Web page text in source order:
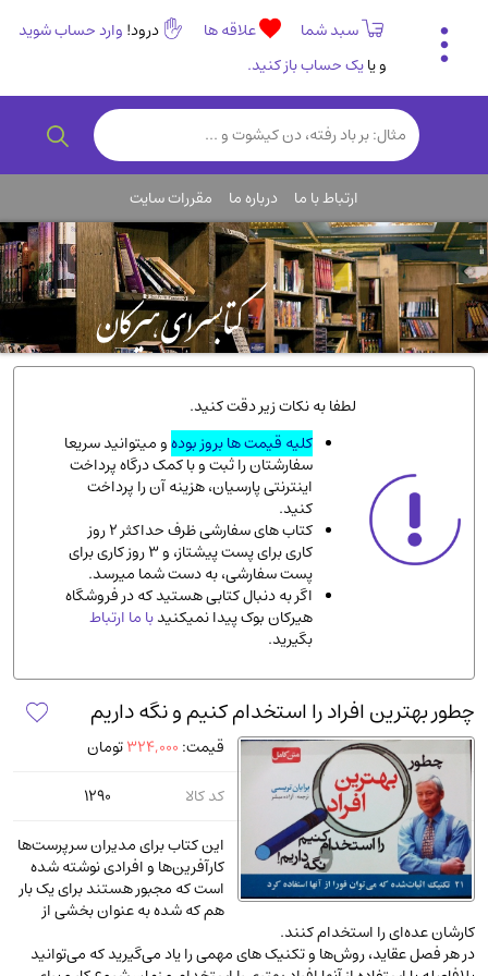
سبد شما علاقه ها درود! وارد حساب شوید
و یایک حساب باز کنید.
تاریخی و فرهنگی
(838)
رمان و داستان ایرانی(307)
روانشناسی(357)
انگلیسی و زبان خارجی(14)
کودکان و نوجوانان(76)
کتب نادر و کمیاب(19)
روانشناسی(112)
طب گیاهی و سنتی(45)
فلسفه و جامعه شناسی(151)
ادبیات و شعر
ادیان و مذاهب
دانشگاهی و آموزشی
اقتصادی، بازاریابی و مالی(56)
پزشکی(140)
کامپیوتر و نرم افزار(13)
ورزشی و تربیت بدنی(34)
آشپزی و خوراکی(25)
سرگرمی و بازی
(7)
سیاسی(116)
رمان و داستان خارجی(489)
حقوقی و قانون(47)
کتاب های مصور رنگی و گلاسه(23)
ارتباط با ما درباره ما مقررات سایت
لطفا به نکات زیر دقت کنید.
کلیه قیمت ها بروز بودهو میتوانید سریعا
سفارشتان را ثبت و با کمک درگاه پرداخت
اینترنتی پارسیان، هزینه آن را پرداخت
کنید.
کتاب های سفارشی ظرف حداکثر 2 روز
کاری برای پست پیشتاز، و 3 روز کاری برای
پست سفارشی، به دست شما میرسد.
اگر به دنبال کتابی هستید که در فروشگاه
هیرکان بوک پیدا نمیکنیدبا ما ارتباط
بگیرید.
چطور بهترین افراد را استخدام کنیم و نگه داریم
قیمت: 324,000تومان
کد کالا
1290
این کتاب برای مدیران سرپرست‌ها
کارآفرین‌ها و افرادی نوشته شده
است که مجبور هستند برای یک بار
هم که شده به عنوان بخشی از
کارشان عده‌ای را استخدام کنند.
در هر فصل عقاید، روش‌ها و تکنیک‌ های مهمی را یاد می‌گیرید که می‌توانید